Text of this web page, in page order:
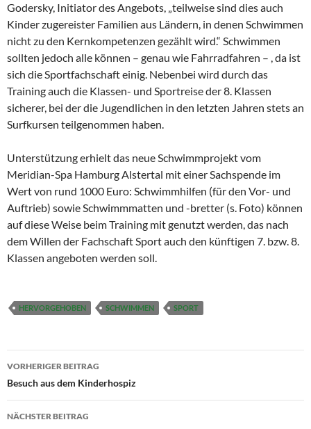
Godersky, Initiator des Angebots, „teilweise sind dies auch
Kinder zugereister Familien aus Ländern, in denen Schwimmen
nicht zu den Kernkompetenzen gezählt wird.“ Schwimmen
sollten jedoch alle können – genau wie Fahrradfahren – , da ist
sich die Sportfachschaft einig. Nebenbei wird durch das
Training auch die Klassen- und Sportreise der 8. Klassen
sicherer, bei der die Jugendlichen in den letzten Jahren stets an
Surfkursen teilgenommen haben.
Unterstützung erhielt das neue Schwimmprojekt vom
Meridian-Spa Hamburg Alstertal mit einer Sachspende im
Wert von rund 1000 Euro: Schwimmhilfen (für den Vor- und
Auftrieb) sowie Schwimmmatten und -bretter (s. Foto) können
auf diese Weise beim Training mit genutzt werden, das nach
dem Willen der Fachschaft Sport auch den künftigen 7. bzw. 8.
Klassen angeboten werden soll.
HERVORGEHOBEN SCHWIMMEN SPORT
Beitragsnavigation
VORHERIGER BEITRAG
Besuch aus dem Kinderhospiz
NÄCHSTER BEITRAG